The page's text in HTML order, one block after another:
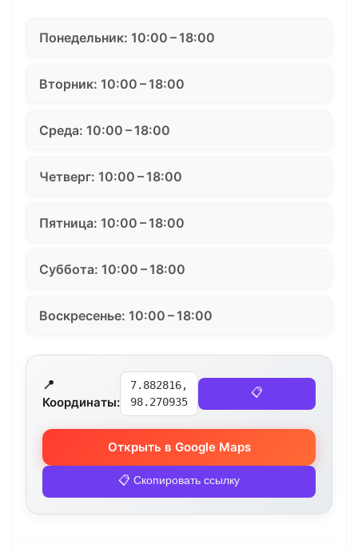
Понедельник: 10:00 – 18:00
Вторник: 10:00 – 18:00
Среда: 10:00 – 18:00
Четверг: 10:00 – 18:00
Пятница: 10:00 – 18:00
Суббота: 10:00 – 18:00
Воскресенье: 10:00 – 18:00
📍
Координаты:
7.882816,
98.270935
📋
Открыть в Google Maps
📋 Скопировать ссылку